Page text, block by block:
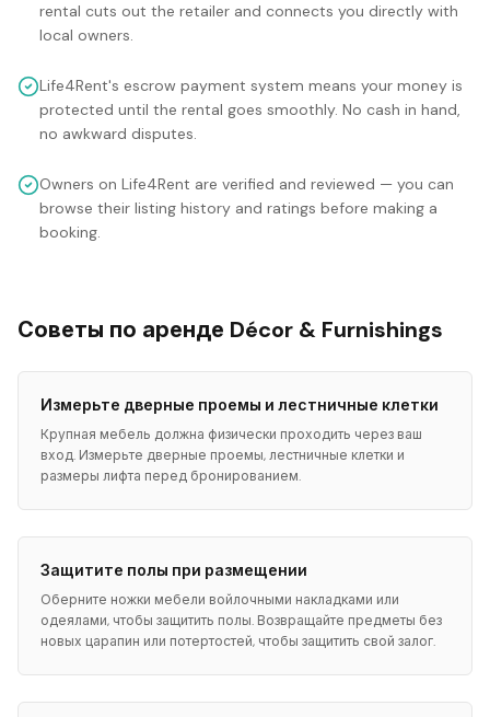
rental cuts out the retailer and connects you directly with
local owners.
Life4Rent's escrow payment system means your money is
protected until the rental goes smoothly. No cash in hand,
no awkward disputes.
Owners on Life4Rent are verified and reviewed — you can
browse their listing history and ratings before making a
booking.
Советы по аренде Décor & Furnishings
Измерьте дверные проемы и лестничные клетки
Крупная мебель должна физически проходить через ваш
вход. Измерьте дверные проемы, лестничные клетки и
размеры лифта перед бронированием.
Защитите полы при размещении
Оберните ножки мебели войлочными накладками или
одеялами, чтобы защитить полы. Возвращайте предметы без
новых царапин или потертостей, чтобы защитить свой залог.